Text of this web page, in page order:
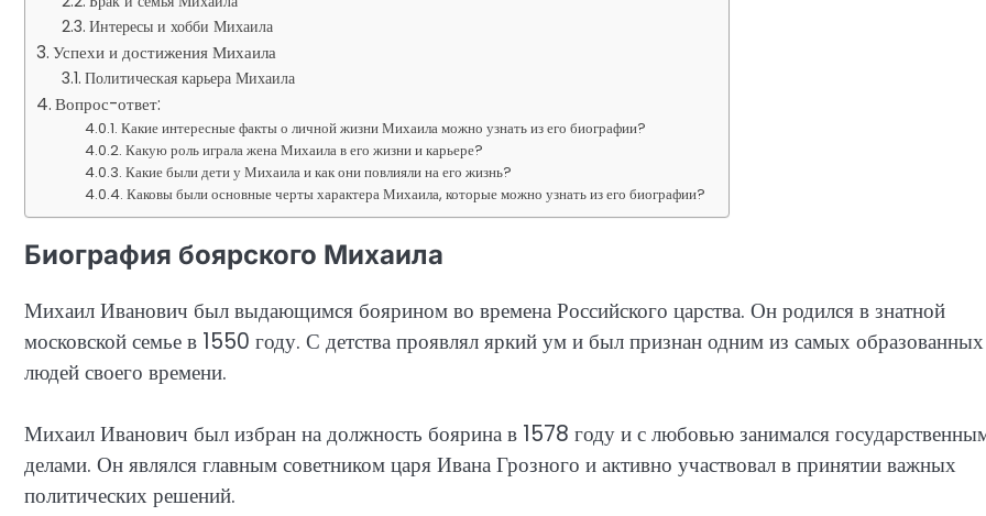
Интересы и хобби Михаила
Успехи и достижения Михаила
Политическая карьера Михаила
Вопрос-ответ:
Какие интересные факты о личной жизни Михаила можно узнать из его биографии?
Какую роль играла жена Михаила в его жизни и карьере?
Какие были дети у Михаила и как они повлияли на его жизнь?
Каковы были основные черты характера Михаила, которые можно узнать из его биографии?
Биография боярского Михаила
Михаил Иванович был выдающимся боярином во времена Российского царства. Он родился в знатной
московской семье в 1550 году. С детства проявлял яркий ум и был признан одним из самых образованных
людей своего времени.
Михаил Иванович был избран на должность боярина в 1578 году и с любовью занимался
делами. Он являлся главным советником царя Ивана Грозного и активно участвовал в принятии важных
политических решений.